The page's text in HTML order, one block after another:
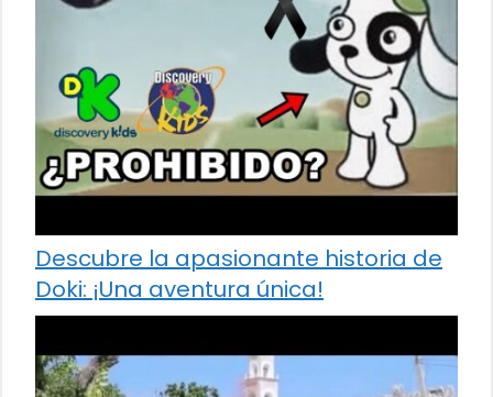
Descubre la apasionante historia de
Doki: ¡Una aventura única!